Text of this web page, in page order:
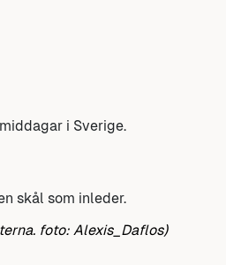
i Sverige.
skål som inleder.
foto: Alexis_Daflos)